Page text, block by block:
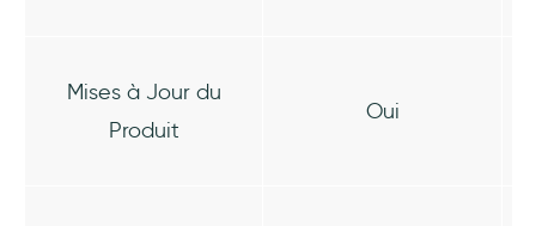
Mises à Jour du
Produit
Oui